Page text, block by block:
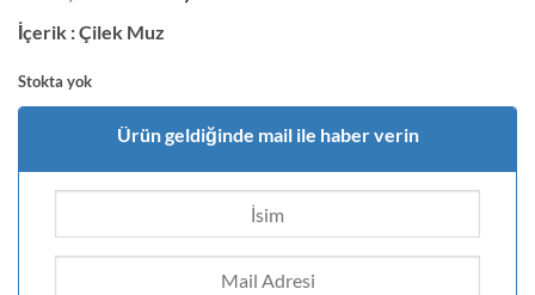
dayanarak
5
4.5puan
aldı
fiyat:
700,00₺.
İçerik : Çilek Muz
Stokta yok
Ürün geldiğinde mail ile haber verin